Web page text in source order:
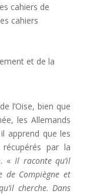
cahiers de
cahiers
et de la
l’Oise, bien que
les Allemands
apprend que les
par la
« Il raconte qu’il
de Compiègne et
cherche. Dans